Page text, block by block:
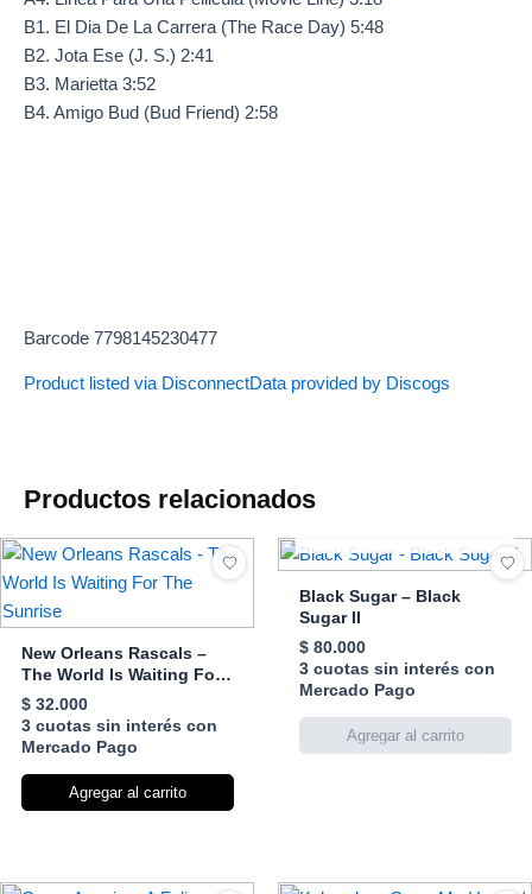
B1. El Dia De La Carrera (The Race Day) 5:48
B2. Jota Ese (J. S.) 2:41
B3. Marietta 3:52
B4. Amigo Bud (Bud Friend) 2:58
Barcode 7798145230477
Product listed via DisconnectData provided by Discogs
Productos relacionados
New Orleans Rascals –
The World Is Waiting For
The Sunrise
$32.000
3 cuotas sin interés con
Mercado Pago
Agregar al carrito
Black Sugar – Black
Sugar II
$80.000
3 cuotas sin interés con
Mercado Pago